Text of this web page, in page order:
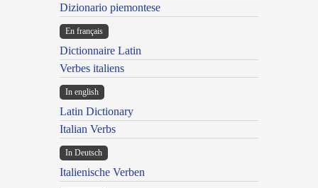
Dizionario piemontese
En français
Dictionnaire Latin
Verbes italiens
In english
Latin Dictionary
Italian Verbs
In Deutsch
Italienische Verben